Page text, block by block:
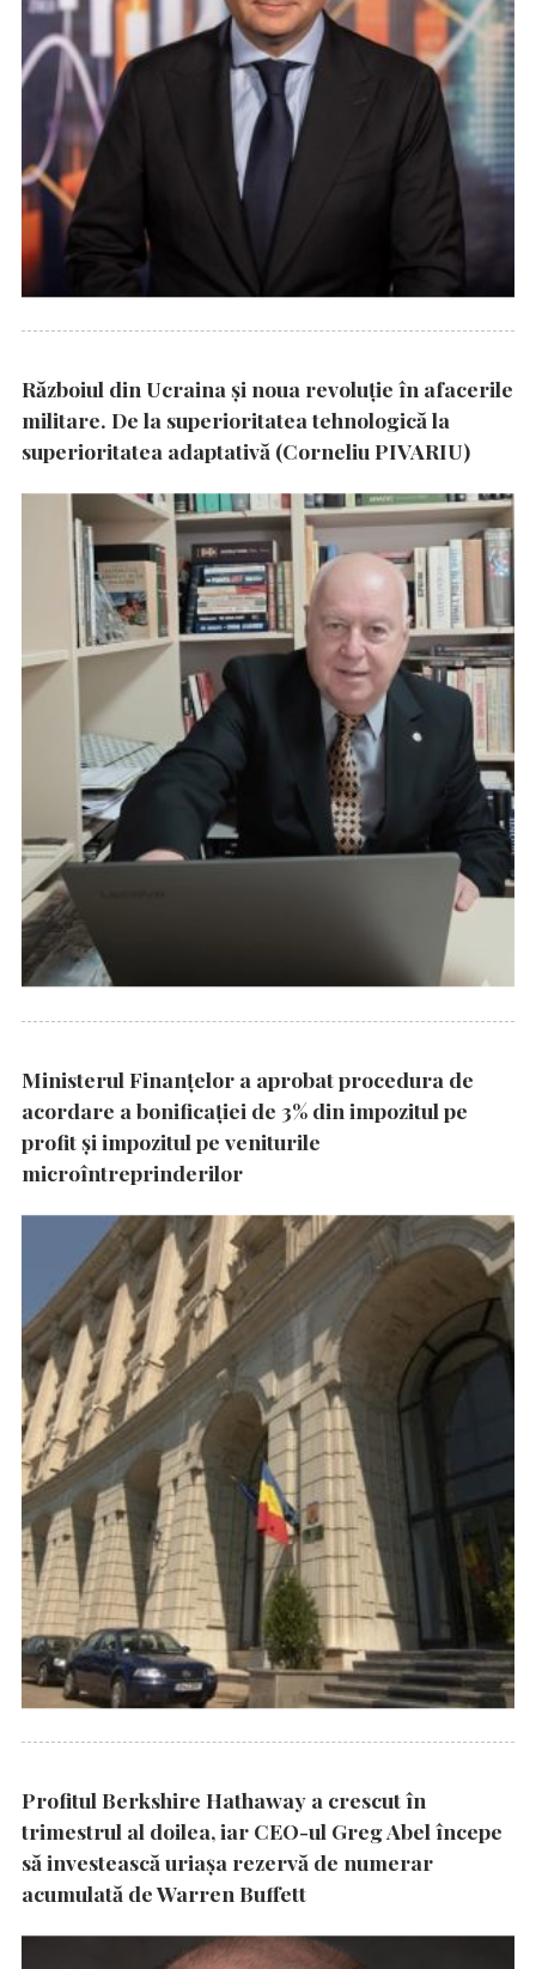
Războiul din Ucraina și noua revoluție în afacerile
militare. De la superioritatea tehnologică la
superioritatea adaptativă (Corneliu PIVARIU)
Ministerul Finanțelor a aprobat procedura de
acordare a bonificației de 3% din impozitul pe
profit și impozitul pe veniturile
microîntreprinderilor
Profitul Berkshire Hathaway a crescut în
trimestrul al doilea, iar CEO-ul Greg Abel începe
să investească uriașa rezervă de numerar
acumulată de Warren Buffett